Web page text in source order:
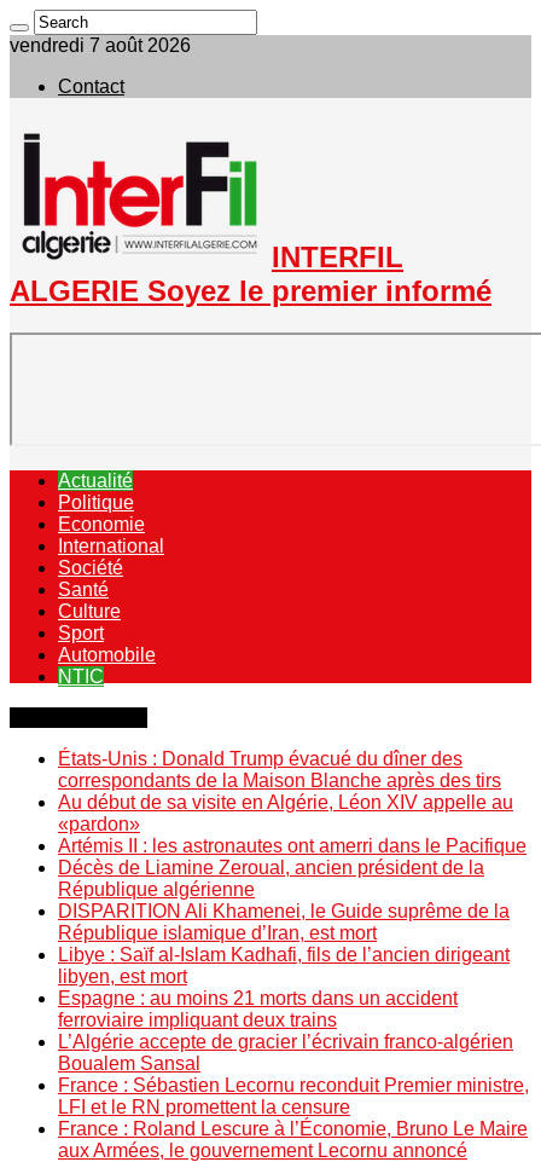
vendredi 7 août 2026
Contact
INTERFIL
ALGERIE Soyez le premier informé
Actualité
Politique
Economie
International
Société
Santé
Culture
Sport
Automobile
NTIC
États-Unis : Donald Trump évacué du dîner des
correspondants de la Maison Blanche après des tirs
Au début de sa visite en Algérie, Léon XIV appelle au
«pardon»
Artémis II : les astronautes ont amerri dans le Pacifique
Décès de Liamine Zeroual, ancien président de la
République algérienne
DISPARITION Ali Khamenei, le Guide suprême de la
République islamique d’Iran, est mort
Libye : Saïf al-Islam Kadhafi, fils de l’ancien dirigeant
libyen, est mort
Espagne : au moins 21 morts dans un accident
ferroviaire impliquant deux trains
L’Algérie accepte de gracier l’écrivain franco-algérien
Boualem Sansal
France : Sébastien Lecornu reconduit Premier ministre,
LFI et le RN promettent la censure
France : Roland Lescure à l’Économie, Bruno Le Maire
aux Armées, le gouvernement Lecornu annoncé